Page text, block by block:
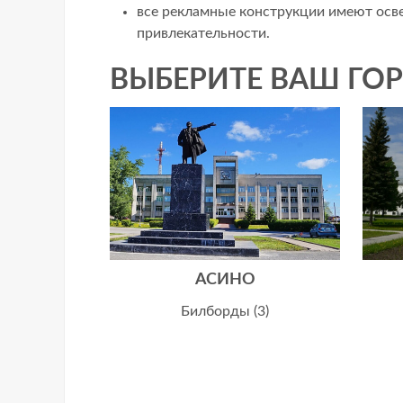
все рекламные конструкции имеют
привлекательности.
ВЫБЕРИТЕ ВАШ
АСИНО
Билборды (3)